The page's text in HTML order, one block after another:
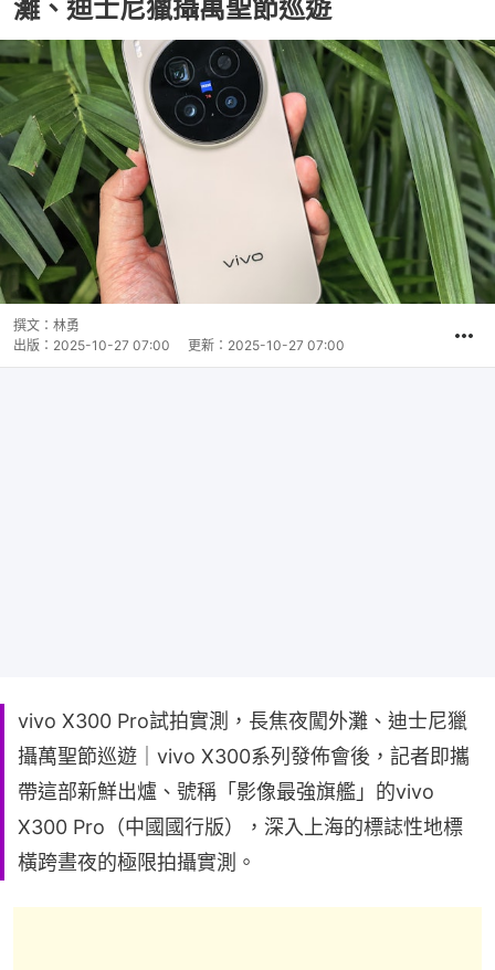
灘、迪士尼獵攝萬聖節巡遊
撰文： 林勇
出版： 2025-10-27 07:00 更新： 2025-10-27 07:00
vivo X300 Pro試拍實測，長焦夜闖外灘、迪士尼獵
攝萬聖節巡遊｜vivo X300系列發佈會後，記者即攜
帶這部新鮮出爐、號稱「影像最強旗艦」的vivo
X300 Pro（中國國行版），深入上海的標誌性地標
橫跨晝夜的極限拍攝實測。